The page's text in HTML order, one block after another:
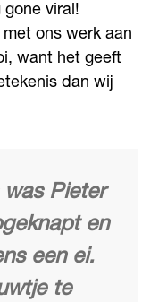
viral!
ons werk aan
want het geeft
dan wij
was Pieter
en
een ei.
te